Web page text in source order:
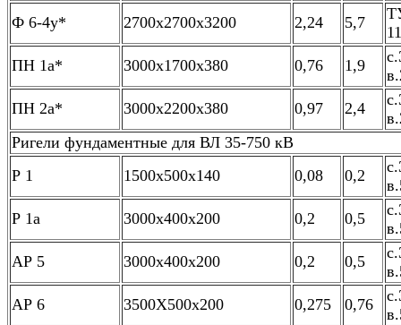
Ф 6-4у*
2700х2700х3200 2,24 5,7
ПН 1а*
3000х1700х380 0,76 1,9
ПН 2а*
3000х2200х380 0,97 2,4
Ригели фундаментные для ВЛ 35-750 кВ
Р 1
1500х500х140 0,08 0,2
Р 1а
3000х400х200 0,2 0,5
АР 5
3000х400х200 0,2 0,5
АР 6
3500Х500х200 0,275 0,76